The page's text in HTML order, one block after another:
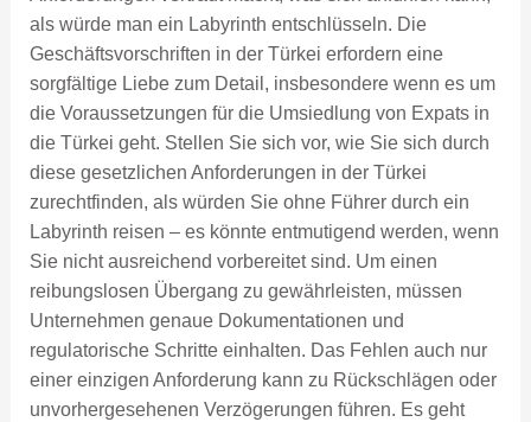
als würde man ein Labyrinth entschlüsseln. Die
Geschäftsvorschriften in der Türkei erfordern eine
sorgfältige Liebe zum Detail, insbesondere wenn es um
die Voraussetzungen für die Umsiedlung von Expats in
die Türkei geht. Stellen Sie sich vor, wie Sie sich durch
diese gesetzlichen Anforderungen in der Türkei
zurechtfinden, als würden Sie ohne Führer durch ein
Labyrinth reisen – es könnte entmutigend werden, wenn
Sie nicht ausreichend vorbereitet sind. Um einen
reibungslosen Übergang zu gewährleisten, müssen
Unternehmen genaue Dokumentationen und
regulatorische Schritte einhalten. Das Fehlen auch nur
einer einzigen Anforderung kann zu Rückschlägen oder
unvorhergesehenen Verzögerungen führen. Es geht